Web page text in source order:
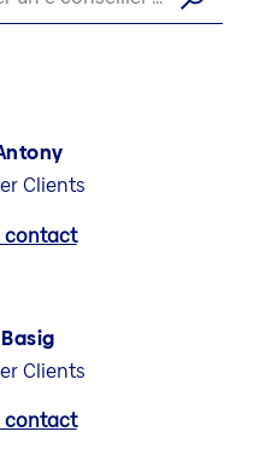
Clients
contact
Clients
contact